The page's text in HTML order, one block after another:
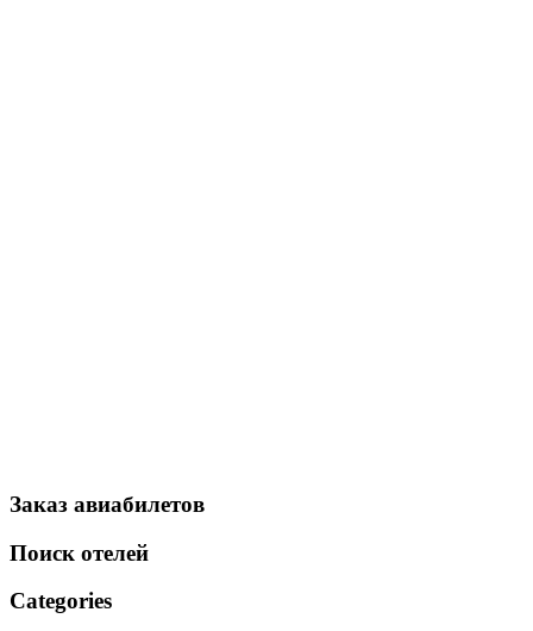
Заказ авиабилетов
Поиск отелей
Categories